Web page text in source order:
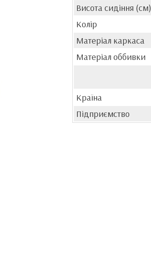
Висота сидіння (см)
Колір
Матеріал каркаса
Матеріал оббивки
Країна
Підприємство